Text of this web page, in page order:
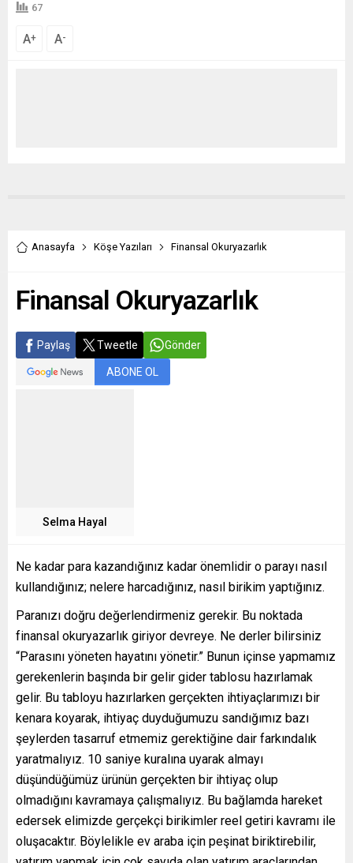
67
A+ A-
Anasayfa Köşe Yazıları Finansal Okuryazarlık
Finansal Okuryazarlık
Paylaş Tweetle Gönder
ABONE OL
Selma Hayal
Ne kadar para kazandığınız kadar önemlidir o parayı nasıl
kullandığınız; nelere harcadığınız, nasıl birikim yaptığınız.
Paranızı doğru değerlendirmeniz gerekir. Bu noktada
finansal okuryazarlık giriyor devreye. Ne derler bilirsiniz
“Parasını yöneten hayatını yönetir.” Bunun içinse yapmamız
gerekenlerin başında bir gelir gider tablosu hazırlamak
gelir. Bu tabloyu hazırlarken gerçekten ihtiyaçlarımızı bir
kenara koyarak, ihtiyaç duyduğumuzu sandığımız bazı
şeylerden tasarruf etmemiz gerektiğine dair farkındalık
yaratmalıyız. 10 saniye kuralına uyarak almayı
düşündüğümüz ürünün gerçekten bir ihtiyaç olup
olmadığını kavramaya çalışmalıyız. Bu bağlamda hareket
edersek elimizde gerçekçi birikimler reel getiri kavramı ile
oluşacaktır. Böylelikle ev araba için peşinat biriktirebilir,